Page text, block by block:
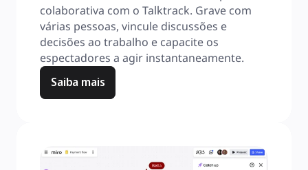
colaborativa com o Talktrack. Grave com
várias pessoas, vincule discussões e
decisões ao trabalho e capacite os
espectadores a agir instantaneamente.
Saiba mais